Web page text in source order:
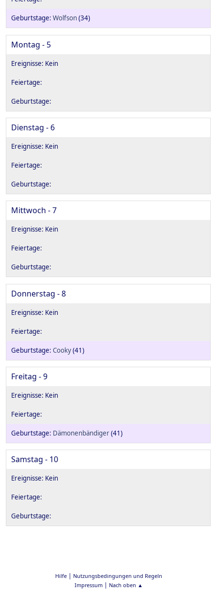
Wolfson(34)
Montag - 5
Dienstag - 6
Mittwoch - 7
Donnerstag - 8
Cooky(41)
Freitag - 9
Dämonenbändiger(41)
Samstag - 10
Hilfe| Nutzungsbedingungen und Regeln
Impressum| Nach oben ▲